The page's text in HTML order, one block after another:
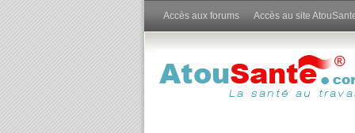
Accès aux forums Accès au site